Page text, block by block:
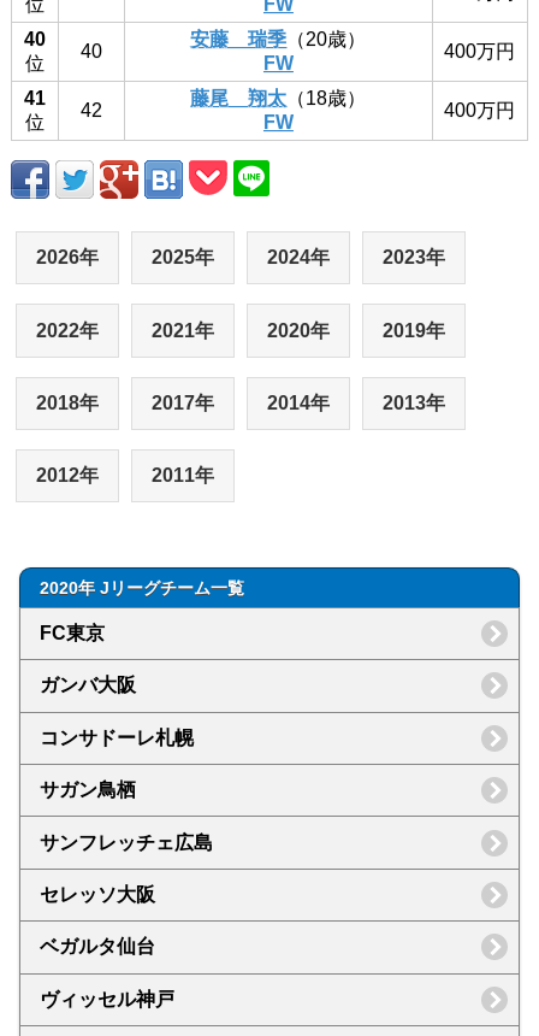
位 FW
40
位
40
安藤 瑞季 （20歳）
FW
400万円
41
位
42
藤尾 翔太 （18歳）
FW
400万円
2026年 2025年 2024年 2023年
2022年 2021年 2020年 2019年
2018年 2017年 2014年 2013年
2012年 2011年
2020年 Jリーグチーム一覧
FC東京
ガンバ大阪
コンサドーレ札幌
サガン鳥栖
サンフレッチェ広島
セレッソ大阪
ベガルタ仙台
ヴィッセル神戸